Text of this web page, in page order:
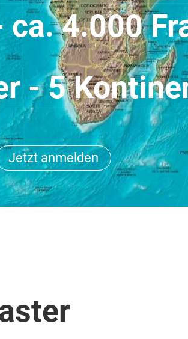
4.000
- 5
Jetzt anmelden